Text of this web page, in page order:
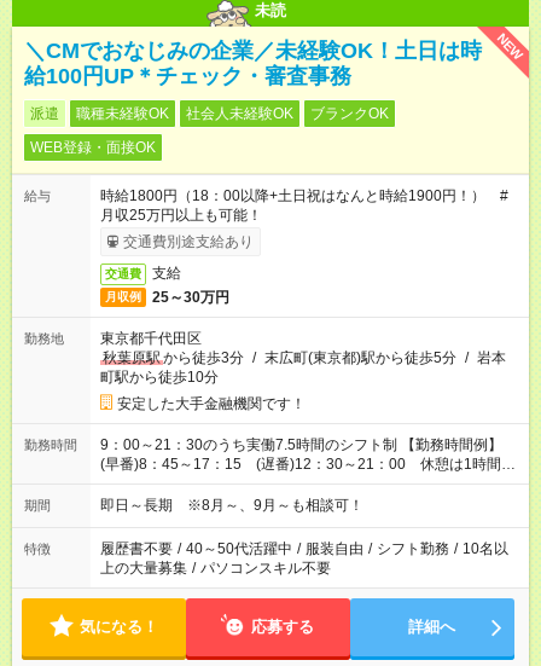
未読
NEW
＼CMでおなじみの企業／未経験OK！土日は時
給100円UP＊チェック・審査事務
派遣 職種未経験OK 社会人未経験OK
ブランクOK
WEB登録・面接OK
給与
時給1800円（18：00以降+土日祝はなんと時給1900円！） #
月収25万円以上も可能！
交通費別途支給あり
交通費 支給
月収例 25～30万円
勤務地
東京都千代田区
秋葉原駅から徒歩3分 / 末広町(東京都)駅から徒歩5分 / 岩本
町駅から徒歩10分
安定した大手金融機関です！
勤務時間
9：00～21：30のうち実働7.5時間のシフト制 【勤務時間例】
(早番)8：45～17：15 (遅番)12：30～21：00 休憩は1時間で
す♪ ◇早く出勤して夕方以降のプライベートを楽しんだり、ラ
ンチのあとにゆっくり出勤したり…、希望に合わせてお仕事で
期間 即日～長期 ※8月～、9月～も相談可！
特徴 履歴書不要 / 40～50代活躍中 / 服装自由 / シフト勤務 / 10名以
上の大量募集 / パソコンスキル不要
気になる！ 応募する 詳細へ